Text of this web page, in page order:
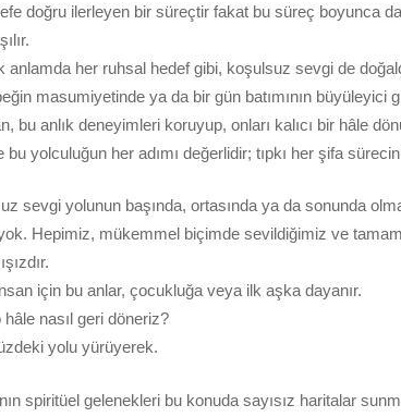
doğru ilerleyen bir süreçtir fakat bu süreç boyunca
anlamda her ruhsal hedef gibi, koşulsuz sevgi de
masumiyetinde ya da bir gün batımının büyüleyici
bu anlık deneyimleri koruyup, onları kalıcı bir hâle
bu yolculuğun her adımı değerlidir; tıpkı her şifa
sevgi yolunun başında, ortasında ya da sonunda
Hepimiz, mükemmel biçimde sevildiğimiz ve
için bu anlar, çocukluğa veya ilk aşka dayanır.
hâle nasıl geri döneriz?
yolu yürüyerek.
spiritüel gelenekleri bu konuda sayısız haritalar